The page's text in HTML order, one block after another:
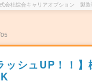
会社綜合キャリアオプション 製造
ッシュUP！！